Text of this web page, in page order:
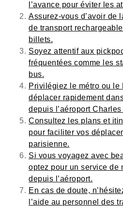
l’avance pour éviter les
Assurez-vous d’avoir de
de transport
billets.
Soyez attentif aux
fréquentées comme les
bus.
Privilégiez le métro ou le
déplacer rapidement
depuis l’aéroport
Consultez les plans et
pour faciliter vos
parisienne.
Si vous voyagez avec
optez pour un service de
depuis l’aéroport.
En cas de doute,
l’aide au personnel des